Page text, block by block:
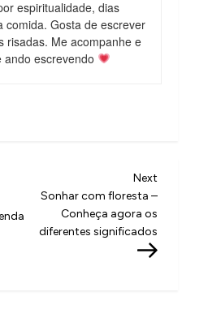
espiritualidade, dias
comida. Gosta de escrever
risadas. Me acompanhe e
ando escrevendo
Next
Post
Next
Sonhar com floresta –
Conheça agora os
diferentes significados